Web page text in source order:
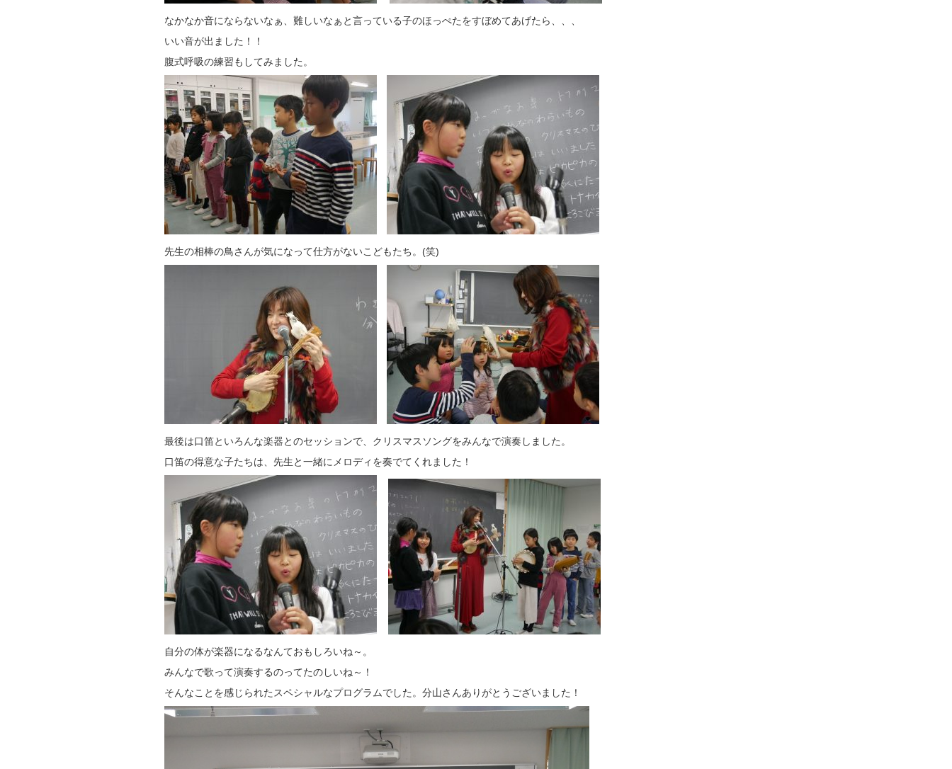
なかなか音にならないなぁ、難しいなぁと言っている子のほっぺたをすぼめてあげたら、、、
いい音が出ました！！
腹式呼吸の練習もしてみました。
先生の相棒の鳥さんが気になって仕方がないこどもたち。(笑)
最後は口笛といろんな楽器とのセッションで、クリスマスソングをみんなで演奏しました。
口笛の得意な子たちは、先生と一緒にメロディを奏でてくれました！
自分の体が楽器になるなんておもしろいね～。
みんなで歌って演奏するのってたのしいね～！
そんなことを感じられたスペシャルなプログラムでした。分山さんありがとうございました！